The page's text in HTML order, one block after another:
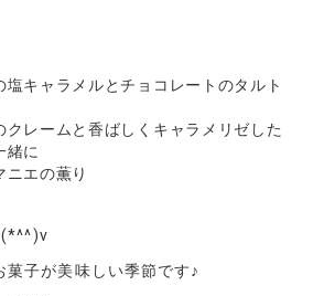
塩キャラメルとチョコレートのタルト
クレームと香ばしくキャラメリゼした
緒に
ニエの薫り
(*^^)v
菓子が美味しい季節です♪